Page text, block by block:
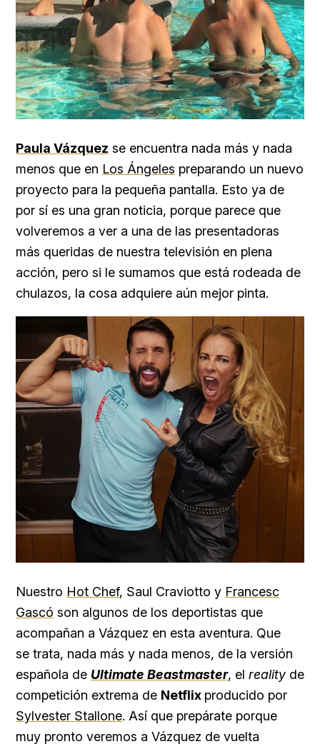
Paula Vázquez se encuentra nada más y nada
menos que en Los Ángeles preparando un nuevo
proyecto para la pequeña pantalla. Esto ya de
por sí es una gran noticia, porque parece que
volveremos a ver a una de las presentadoras
más queridas de nuestra televisión en plena
acción, pero si le sumamos que está rodeada de
chulazos, la cosa adquiere aún mejor pinta.
Nuestro Hot Chef, Saul Craviotto y Francesc
Gascó son algunos de los deportistas que
acompañan a Vázquez en esta aventura. Que
se trata, nada más y nada menos, de la versión
española de Ultimate Beastmaster, el reality de
competición extrema de Netflix producido por
Sylvester Stallone. Así que prepárate porque
muy pronto veremos a Vázquez de vuelta